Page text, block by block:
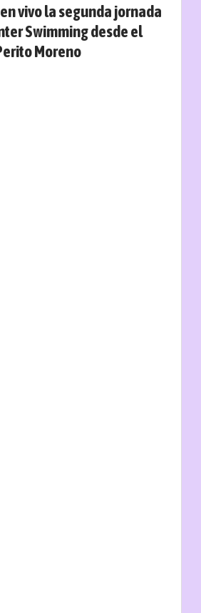
vivo la segunda jornada
Swimming desde el
Moreno